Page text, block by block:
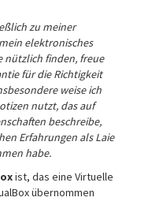
zu meiner
elektronisches
nützlich finden, freue
für die Richtigkeit
weise ich
nutzt, das auf
beschreibe,
Erfahrungen als Laie
habe.
ist, das eine Virtuelle
übernommen